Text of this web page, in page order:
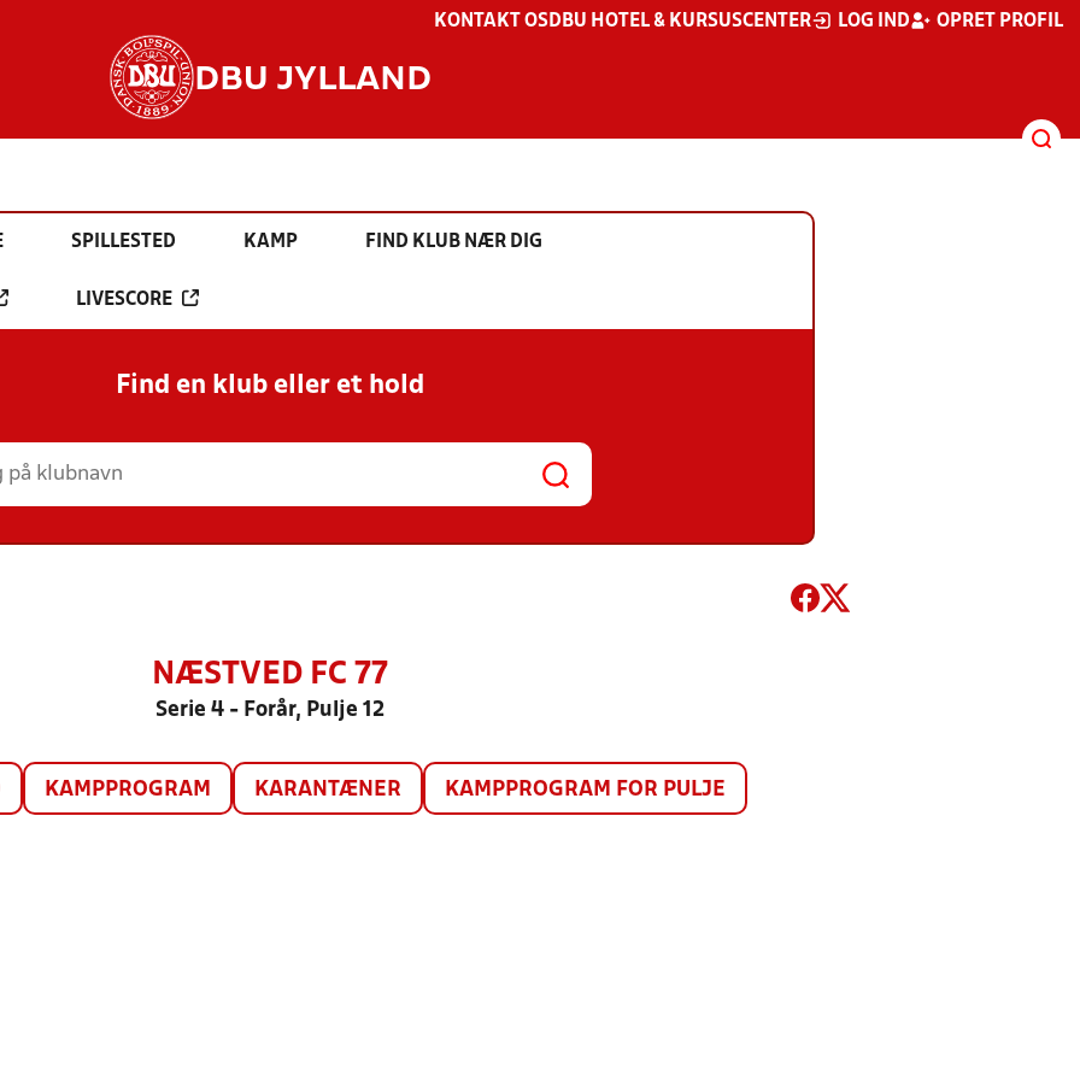
KONTAKT OS DBU HOTEL & KURSUSCENTER LOG IND OPRET PROFIL
DBU JYLLAND
SPILLESTED KAMP FIND KLUB NÆR DIG
LIVESCORE
Find en klub eller et hold
NÆSTVED FC 77
Serie 4 - Forår, Pulje 12
KAMPPROGRAM KARANTÆNER KAMPPROGRAM FOR PULJE